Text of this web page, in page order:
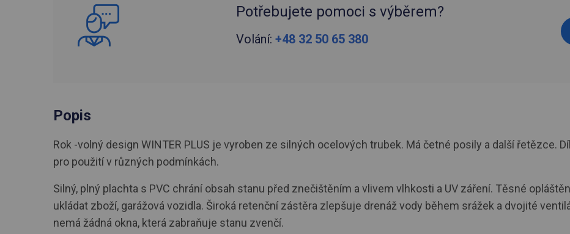
Potřebujete pomoci s výběrem?
Volání: +48 32 50 65 380
Popis
Rok -volný design WINTER PLUS je vyroben ze silných ocelových trubek. Má četné posily a další řetězce.
pro použití v různých podmínkách.
Silný, plný plachta s PVC chrání obsah stanu před znečištěním a vlivem vlhkosti a UV záření. Těsné
ukládat zboží, garážová vozidla. Široká retenční zástěra zlepšuje drenáž vody během srážek a dvojité
nemá žádná okna, která zabraňuje stanu zvenčí.